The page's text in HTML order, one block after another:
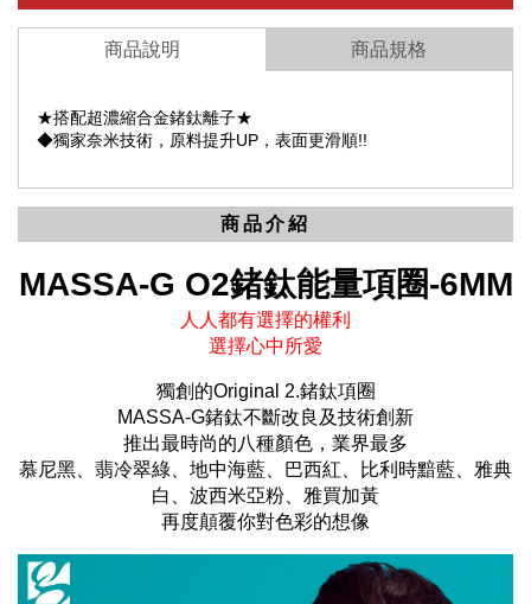
商品說明 商品規格
★搭配超濃縮合金鍺鈦離子★
◆獨家奈米技術，原料提升UP，表面更滑順!!
商品介紹
MASSA-G O2鍺鈦能量項圈-6MM
人人都有選擇的權利
選擇心中所愛
獨創的Original 2.鍺鈦項圈
MASSA-G鍺鈦不斷改良及技術創新
推出最時尚的八種顏色，業界最多
慕尼黑、翡冷翠綠、地中海藍、巴西紅、比利時黯藍、雅典
白、波西米亞粉、雅買加黃
再度顛覆你對色彩的想像